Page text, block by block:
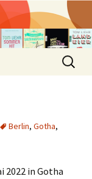
Suchen
nach:
Berlin, Gotha,
2022 in Gotha